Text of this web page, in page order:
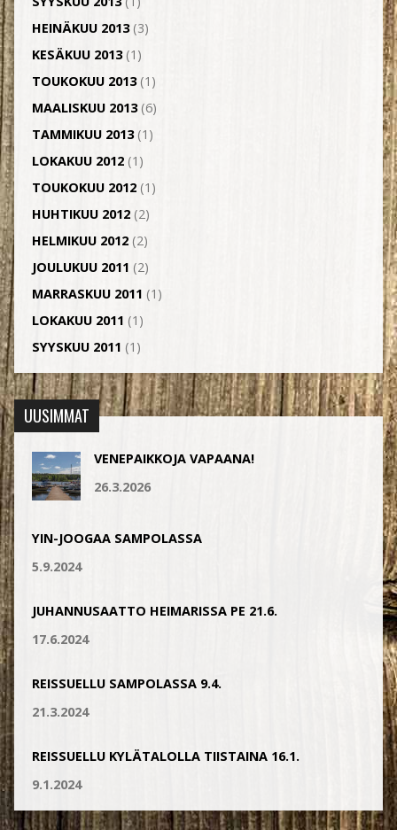
HEINÄKUU 2013(3)
KESÄKUU 2013(1)
TOUKOKUU 2013(1)
MAALISKUU 2013(6)
TAMMIKUU 2013(1)
LOKAKUU 2012(1)
TOUKOKUU 2012(1)
HUHTIKUU 2012(2)
HELMIKUU 2012(2)
JOULUKUU 2011 (2)
MARRASKUU 2011 (1)
LOKAKUU 2011 (1)
SYYSKUU 2011 (1)
UUSIMMAT
VENEPAIKKOJA VAPAANA!
26.3.2026
YIN-JOOGAA SAMPOLASSA
5.9.2024
JUHANNUSAATTO HEIMARISSA PE 21.6.
17.6.2024
REISSUELLU SAMPOLASSA 9.4.
21.3.2024
REISSUELLU KYLÄTALOLLA TIISTAINA 16.1.
9.1.2024